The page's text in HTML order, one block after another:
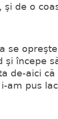
şi de o
se
şi începe
de-aici
am pus